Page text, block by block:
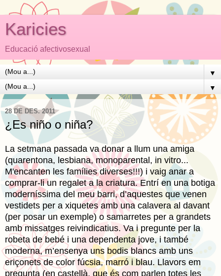
Karicies
Educació afectivosexual
▼
▼
28 DE DES. 2011
¿Es niño o niña?
La setmana passada va donar a llum una amiga
(quarentona, lesbiana, monoparental, in vitro...
M'encanten les famílies diverses!!!) i vaig anar a
comprar-li un regalet a la criatura. Entrí en una botiga
moderníssima del meu barri, d’aquestes que venen
vestidets per a xiquetes amb una calavera al davant
(per posar un exemple) o samarretes per a grandets
amb missatges reivindicatius. Va i pregunte per la
robeta de bebé i una dependenta jove, i també
moderna, m’ensenya uns bodis blancs amb uns
eriçonets de color fúcsia, marró i blau. Llavors em
pregunta (en castellà, que és com parlen totes les